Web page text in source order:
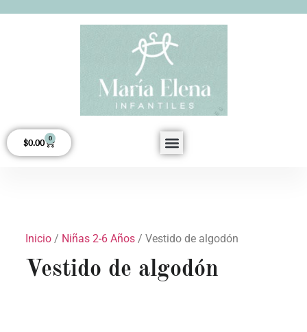
$0.00 0
Inicio/ Niñas 2-6 Años/ Vestido de algodón
Vestido de algodón